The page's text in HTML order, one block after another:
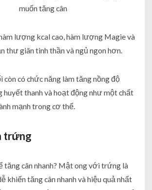
muốn tăng cân
lượng kcal cao, hàm lượng Magie và
thư giãn tinh thần và ngủ ngon hơn.
có chức năng làm tăng nồng độ
huyết thanh và hoạt động như một chất
mạnh trong cơ thể.
trứng
tăng cân nhanh? Mật ong với trứng là
khiến tăng cân nhanh và hiệu quả nhất